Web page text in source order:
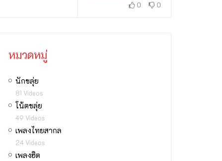
0 0
หมวดหมู่
นักขลุ่ย
81 Videos
โน้ตขลุ่ย
49 Videos
เพลงไทยสากล
24 Videos
เพลงฮิต